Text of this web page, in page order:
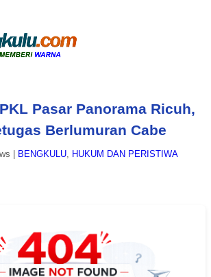
Pasar Panorama Ricuh,
Berlumuran Cabe
BENGKULU, HUKUM DAN PERISTIWA